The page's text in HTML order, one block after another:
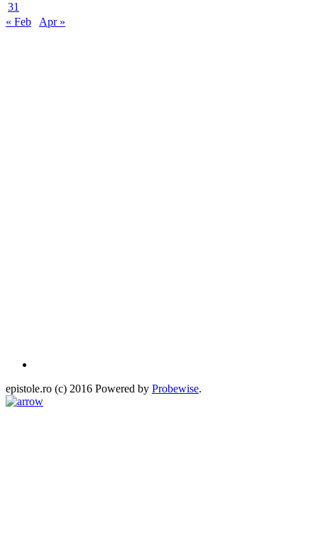
31
« Feb
Apr »
epistole.ro (c) 2016 Powered by Probewise.